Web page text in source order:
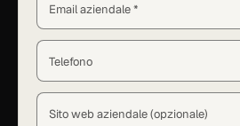
Email aziendale *
Telefono
Sito web aziendale (opzionale)